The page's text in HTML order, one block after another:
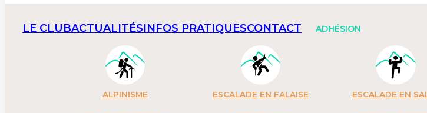
LE CLUBACTUALITÉSINFOS PRATIQUESCONTACT ADHÉSION
ALPINISME ESCALADE EN FALAISE ESCALADE EN